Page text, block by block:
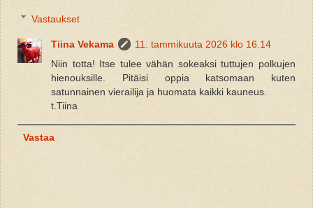
Vastaukset
Tiina Vekama
11. tammikuuta 2026 klo 16.14
Niin totta! Itse tulee vähän sokeaksi tuttujen polkujen
hienouksille. Pitäisi oppia katsomaan kuten
satunnainen vierailija ja huomata kaikki kauneus.
t.Tiina
Vastaa